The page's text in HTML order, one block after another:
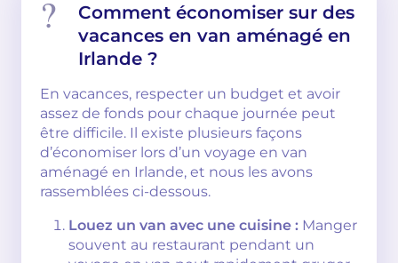
Comment économiser sur des
vacances en van aménagé en
Irlande ?
En vacances, respecter un budget et avoir
assez de fonds pour chaque journée peut
être difficile. Il existe plusieurs façons
d’économiser lors d’un voyage en van
aménagé en Irlande, et nous les avons
rassemblées ci-dessous.
Louez un van avec une cuisine : Manger
souvent au restaurant pendant un